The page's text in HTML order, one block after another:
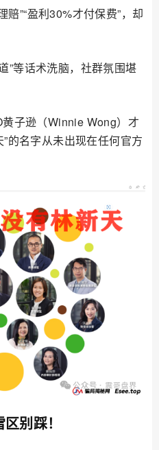
赔”“盈利30%才付保费”，却
”等话术洗脑，社群氛围堪
子逊（Winnie Wong）才
的名字从未出现在任何官方
别踩！